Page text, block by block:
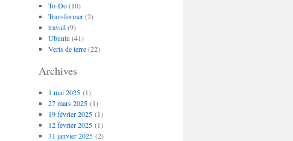
To-Do(10)
Transformer(2)
travail(9)
Ubuntu (41)
Verts de terre(22)
Archives
1 mai 2025(1)
27 mars 2025(1)
19 février 2025(1)
12 février 2025(1)
31 janvier 2025(2)